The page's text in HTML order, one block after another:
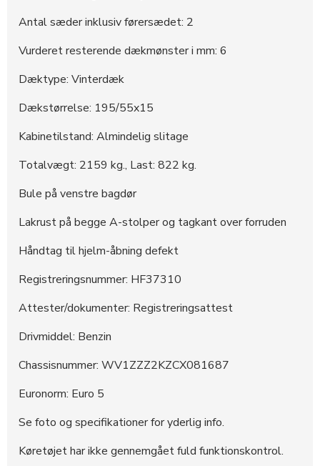
Antal sæder inklusiv førersædet: 2
Vurderet resterende dækmønster i mm: 6
Dæktype: Vinterdæk
Dækstørrelse: 195/55x15
Kabinetilstand: Almindelig slitage
Totalvægt: 2159 kg., Last: 822 kg.
Bule på venstre bagdør
Lakrust på begge A-stolper og tagkant over forruden
Håndtag til hjelm-åbning defekt
Registreringsnummer: HF37310
Attester/dokumenter: Registreringsattest
Drivmiddel: Benzin
Chassisnummer: WV1ZZZ2KZCX081687
Euronorm: Euro 5
Se foto og specifikationer for yderlig info.
Køretøjet har ikke gennemgået fuld funktionskontrol.